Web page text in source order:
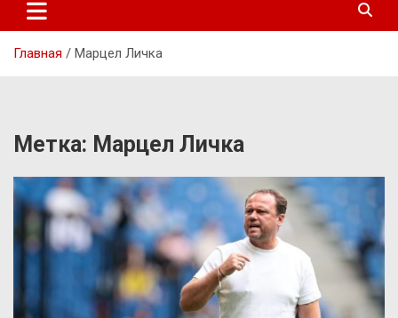
Главная Марцел Личка
Метка: Марцел Личка